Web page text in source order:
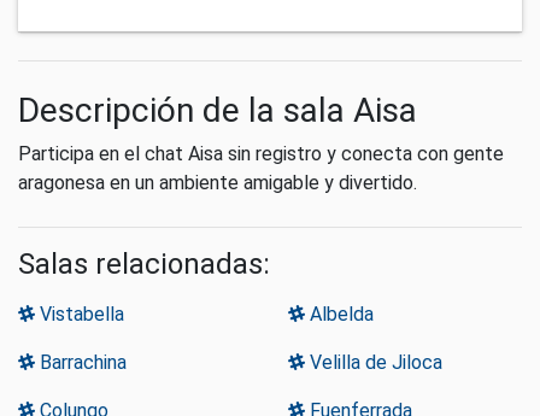
Descripción de la sala Aisa
Participa en el chat Aisa sin registro y conecta con gente
aragonesa en un ambiente amigable y divertido.
Salas relacionadas:
Vistabella Albelda
Barrachina Velilla de Jiloca
Colungo Fuenferrada